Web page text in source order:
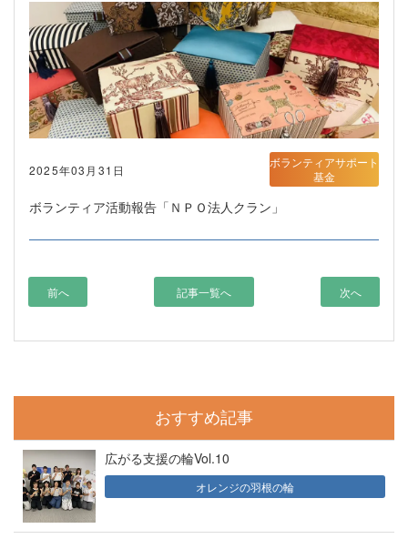
2025年03月31日
ボランティア活動報告「ＮＰＯ法人クラン」
ボランティアサポート
基金
前へ 記事一覧へ 次へ
おすすめ記事
広がる支援の輪Vol.10
オレンジの羽根の輪